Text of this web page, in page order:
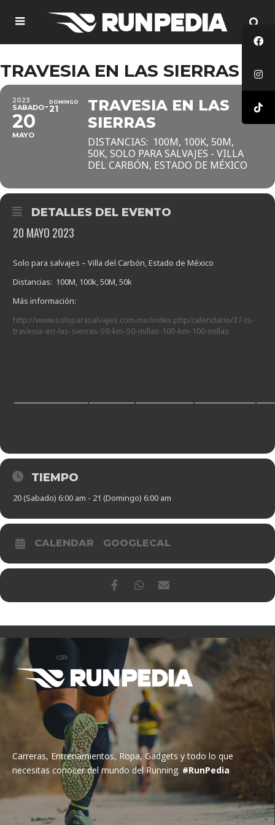
TRAVESIA EN LAS SIERRAS
2023
SABADO
20
MAYO
DOMINGO
21
TRAVESIA EN LAS
SIERRAS
DISTANCIAS: 100M, 100K, 50M,
50K, SOLO PARA SALVAJES - VILLA
DEL CARBÓN, ESTADO DE MÉXICO
DETALLES DEL EVENTO
20 MAYO 2023
Solo para salvajes – Villa del Carbón, Estado de México
Distancias: 100M, 100k, 50M, 50k
Más información:
http://www.soloparasalvajes.com.mx/index.php/calendario/37-ts-
travesia-en-las-sierras-50-km-50-millas-100-km-100-millas
TIEMPO
20 (Sabado) 6:00 am - 21 (Domingo) 6:00 am
CALENDAR GOOGLECAL
Carreras, Entrenamientos, Ropa, Gadgets y todo lo que
necesitas conocer del mundo del Running. #RunPedia